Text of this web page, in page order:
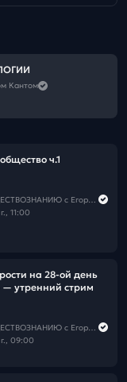
Кантом
ч.1
ЕГЭ ПО ОБЩЕСТВОЗНАНИЮ c Егором Кантом
11:00
на 28-ой день
утренний стрим
ЕГЭ ПО ОБЩЕСТВОЗНАНИЮ c Егором Кантом
09:00